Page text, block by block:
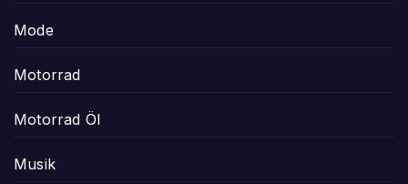
Mode
Motorrad
Motorrad Öl
Musik